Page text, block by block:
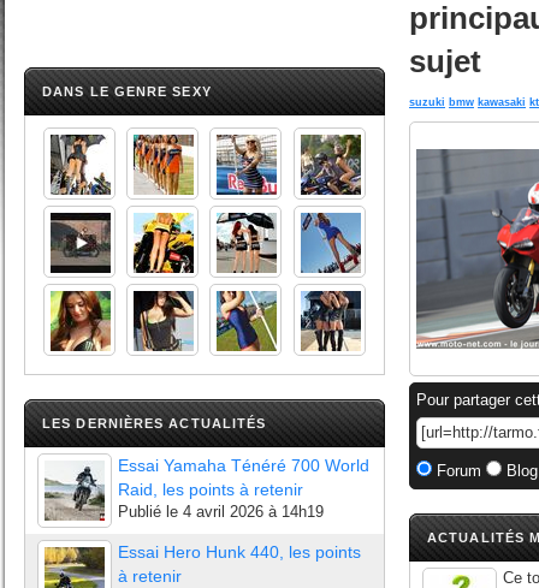
DANS LE GENRE SEXY
LES DERNIÈRES ACTUALITÉS
Essai Yamaha Ténéré 700 World
Raid, les points à retenir
Publié le 4 avril 2026 à 14h19
Essai Hero Hunk 440, les points
à retenir
sujet
suzuki bmw kawasaki
Pour partager
Forum
ACTUALITÉS
Ce